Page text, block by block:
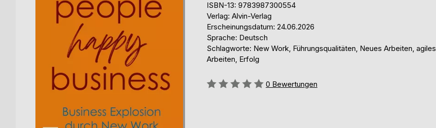
ISBN-13: 9783987300554
Verlag: Alvin-Verlag
Erscheinungsdatum: 24.06.2026
Sprache: Deutsch
Schlagworte: New Work, Führungsqualitäten, Neues Arbeiten, agiles
Arbeiten, Erfolg
Bewertung::
0 Bewertungen